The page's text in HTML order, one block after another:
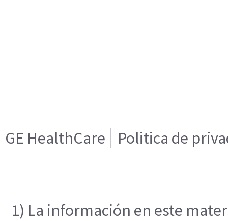
GE HealthCare Politica de
1) La información en este